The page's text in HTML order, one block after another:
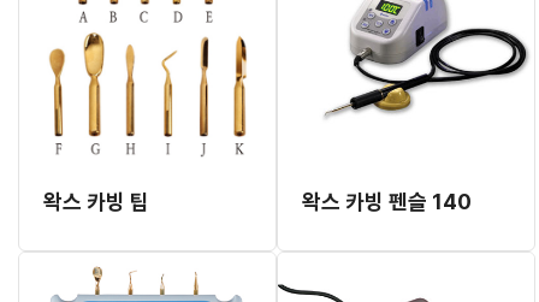
왁스 카빙 팁 왁스 카빙 펜슬 140